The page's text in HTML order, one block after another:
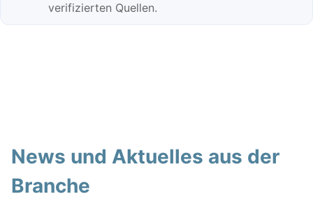
verifizierten Quellen.
News und Aktuelles aus der
Branche